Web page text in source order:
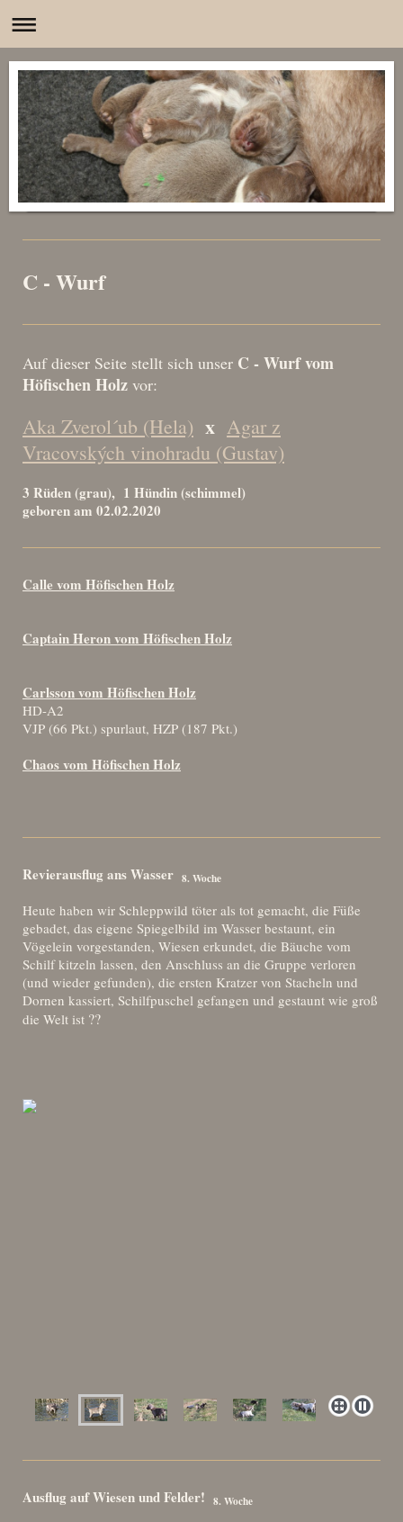
C - Wurf
Auf dieser Seite stellt sich unser C - Wurf vom
Höfischen Holz vor:
Aka Zverol´ub (Hela) x Agar z
Vracovských vinohradu (Gustav)
3 Rüden (grau), 1 Hündin (schimmel)
geboren am 02.02.2020
Calle vom Höfischen Holz
Captain Heron vom Höfischen Holz
Carlsson vom Höfischen Holz
HD-A2
VJP (66 Pkt.) spurlaut, HZP (187 Pkt.)
Chaos vom Höfischen Holz
Revierausflug ans Wasser 8. Woche
Heute haben wir Schleppwild töter als tot gemacht, die Füße
gebadet, das eigene Spiegelbild im Wasser bestaunt, ein
Vögelein vorgestanden, Wiesen erkundet, die Bäuche vom
Schilf kitzeln lassen, den Anschluss an die Gruppe verloren
(und wieder gefunden), die ersten Kratzer von Stacheln und
Dornen kassiert, Schilfpuschel gefangen und gestaunt wie groß
die Welt ist ??
Ausflug auf Wiesen und Felder! 8. Woche